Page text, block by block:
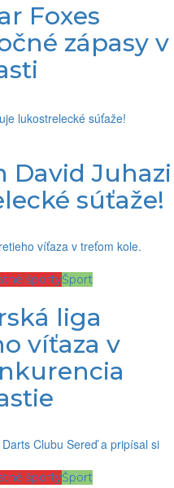
Foxes
zápasy v
David Juhazi
súťaže!
športyŠport
liga
víťaza v
športyŠport